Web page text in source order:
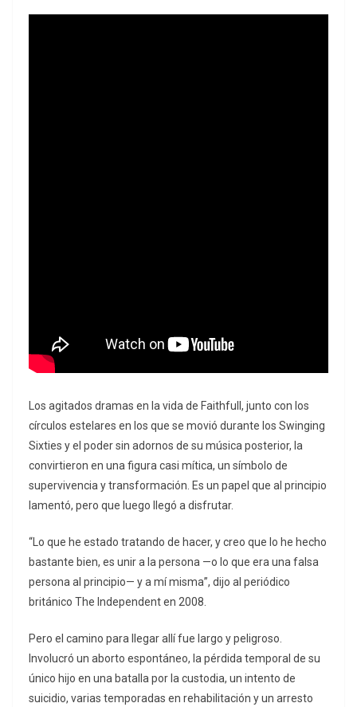
Los agitados dramas en la vida de Faithfull, junto con los
círculos estelares en los que se movió durante los Swinging
Sixties y el poder sin adornos de su música posterior, la
convirtieron en una figura casi mítica, un símbolo de
supervivencia y transformación. Es un papel que al principio
lamentó, pero que luego llegó a disfrutar.
“Lo que he estado tratando de hacer, y creo que lo he hecho
bastante bien, es unir a la persona —o lo que era una falsa
persona al principio— y a mí misma”, dijo al periódico
británico The Independent en 2008.
Pero el camino para llegar allí fue largo y peligroso.
Involucró un aborto espontáneo, la pérdida temporal de su
único hijo en una batalla por la custodia, un intento de
suicidio, varias temporadas en rehabilitación y un arresto